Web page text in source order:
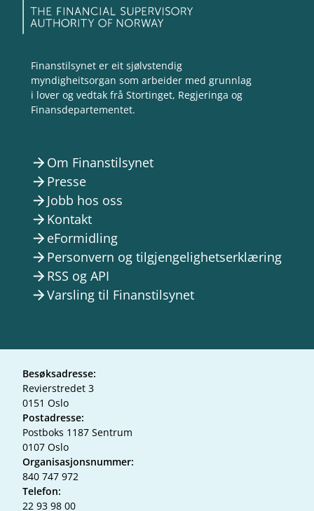
Finanstilsynet er eit sjølvstendig
myndigheitsorgan som arbeider med grunnlag
i lover og vedtak frå Stortinget, Regjeringa og
Finansdepartementet.
arrow_forward Om Finanstilsynet
arrow_forward Presse
arrow_forward Jobb hos oss
arrow_forward Kontakt
arrow_forward eFormidling
arrow_forward Personvern og tilgjengelighetserklæring
arrow_forward RSS og API
arrow_forwardVarsling til Finanstilsynet
Besøksadresse:
Revierstredet 3
0151 Oslo
Postadresse:
Postboks 1187 Sentrum
0107 Oslo
Organisasjonsnummer:
840 747 972
Telefon:
22 93 98 00